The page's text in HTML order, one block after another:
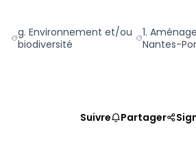
Filtrer les résultats de la catégorie :
g. Environnement et/ou
biodiversité
Filtrer les
1.
Nantes-
Suivre Partager